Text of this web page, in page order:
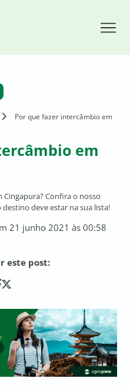
Por que fazer intercâmbio em
em
Cingapura? Confira o nosso
deve estar na sua lista!
21 junho 2021 às 00:58
este post: